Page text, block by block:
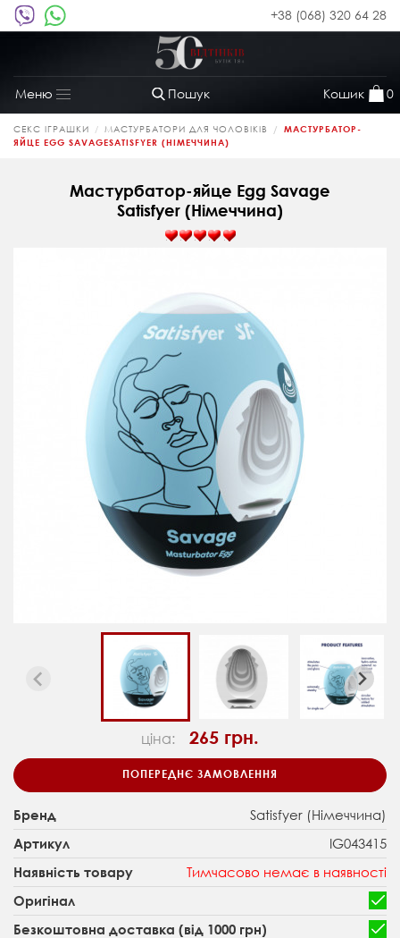
+38 (068) 320 64 28
Пошук Кошик 0
Меню
Toggle
navigation
СЕКС ІГРАШКИ МАСТУРБАТОРИ ДЛЯ ЧОЛОВІКІВ
МАСТУРБАТОР-
ЯЙЦЕ EGG SAVAGESATISFYER (НІМЕЧЧИНА)
Мастурбатор-яйце Egg Savage
Satisfyer (Німеччина)
ціна: 265 грн.
ПОПЕРЕДНЄ ЗАМОВЛЕННЯ
Бренд Satisfyer (Німеччина)
Артикул IG043415
Наявність товару Тимчасово немає в наявності
Оригінал
Безкоштовна доставка (від 1000 грн)